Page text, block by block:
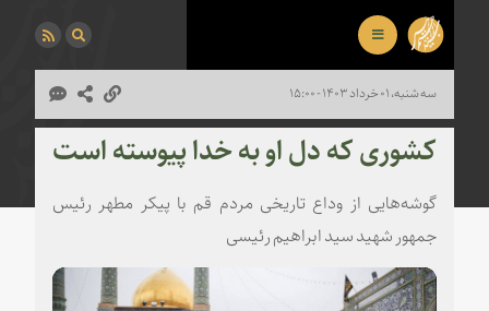
سه شنبه، ۰۱ خرداد ۱۴۰۳ - ۱۵:۰۰
کشوری که دل او به خدا پیوسته است
گوشه‌هایی از وداع تاریخی مردم قم با پیکر مطهر رئیس
جمهور شهید سید ابراهیم رئیسی